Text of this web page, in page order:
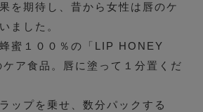
を期待し、昔から女性は唇のケ
ました。
蜜１００％の「LIP HONEY
ア食品。唇に塗って１分置くだ
ップを乗せ、数分パックする